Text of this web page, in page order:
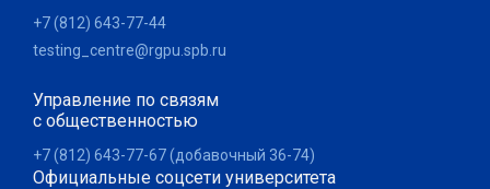
+7 (812) 643-77-44
testing_centre@rgpu.spb.ru
Управление по связям
с общественностью
+7 (812) 643-77-67 (добавочный 36-74)
Официальные соцсети университета